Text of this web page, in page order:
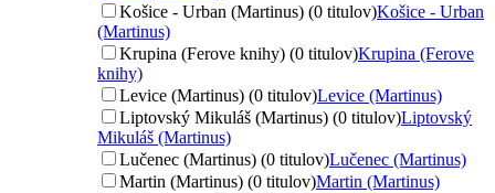
Košice - Urban (Martinus) (0 titulov)Košice - Urban
(Martinus)
Krupina (Ferove knihy) (0 titulov)Krupina (Ferove
knihy)
Levice (Martinus) (0 titulov)Levice (Martinus)
Liptovský Mikuláš (Martinus) (0 titulov)Liptovský
Mikuláš (Martinus)
Lučenec (Martinus) (0 titulov)Lučenec (Martinus)
Martin (Martinus) (0 titulov)Martin (Martinus)